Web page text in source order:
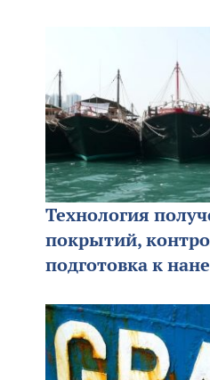
Технология
покрытий,
подготовка к